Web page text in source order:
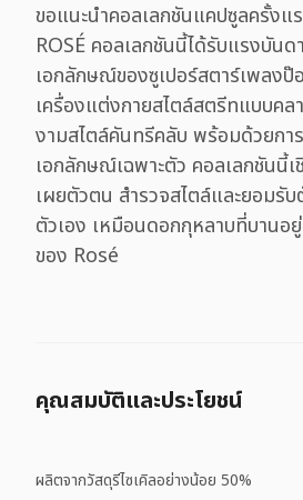
ขอแนะนำคอลเลกชันแคปซูลครั้ง
ROSÉ คอลเลกชันนี้ได้รับแรงบันด
เอกลักษณ์ของซูเปอร์สตาร์เพลง
เครื่องแต่งกายสไตล์สตรีทแบบคล
งามสไตล์คันทรีคลับ พร้อมด้วยกา
เอกลักษณ์เฉพาะตัว คอลเลกชันนี้
เผยตัวตน สำรวจสไตล์และยอมรั
ตัวเอง เหมือนดอกกุหลาบที่บานอ
ของ Rosé
คุณสมบัติและประโยชน์
ผลิตจากวัสดุรีไซเคิลอย่างน้อย 50%